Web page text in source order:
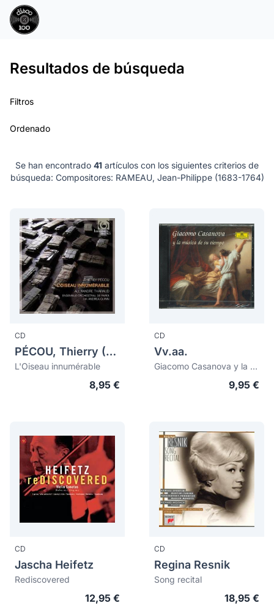
Resultados de búsqueda
Filtros
Ordenado
Se han encontrado 41 artículos con los siguientes criterios de
búsqueda: Compositores: RAMEAU, Jean-Philippe (1683-1764)
CD
PÉCOU, Thierry (1965)
L'Oiseau innumérable
8,95 €
CD
Vv.aa.
Giacomo Casanova y la musica de su tiempo
9,95 €
CD
Jascha Heifetz
Rediscovered
12,95 €
CD
Regina Resnik
Song recital
18,95 €